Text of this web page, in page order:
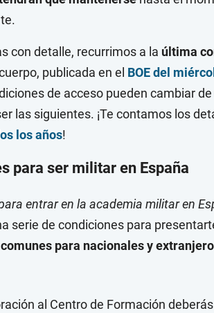
con detalle, recurrimos a la última
publicada en el BOE del
de acceso pueden cambiar
las siguientes. ¡Te contamos los
los años!
para ser militar en España
entrar en la academia militar en
serie de condiciones para
comunes para nacionales y
al Centro de Formación